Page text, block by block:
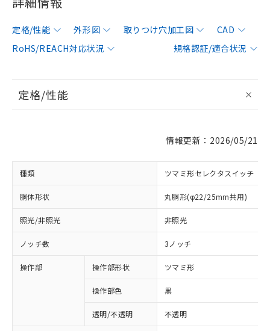
定格/性能 外形図 取りつけ穴加工図
CAD
RoHS/REACH対応状況
規格認証/適合状況
定格/性能
情報更新：2026/05/21
種類 ツマミ形セレクタスイッチ
胴体形状 丸胴形(φ22/25mm共用)
照光/非照光 非照光
ノッチ数 3ノッチ
操作部 操作部形状 ツマミ形
操作部色 黒
透明/不透明 不透明